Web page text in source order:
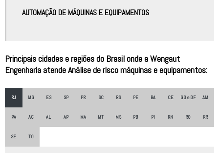
Empresa de montagem eletromecânica
Empresa que faz automação comercial
Empresas automatização industrial
Empresas de automação industrial são paulo
AUTOMAÇÃO DE MÁQUINAS E EQUIPAMENTOS
Principais cidades e regiões do Brasil onde a Wengaut
Engenharia atende Análise de risco máquinas e equipamentos:
RJ MG ES SP PR SC RS PE BA CE GO e DF AM
PA AC AL AP MA MT MS PB PI RN RO RR
SE TO